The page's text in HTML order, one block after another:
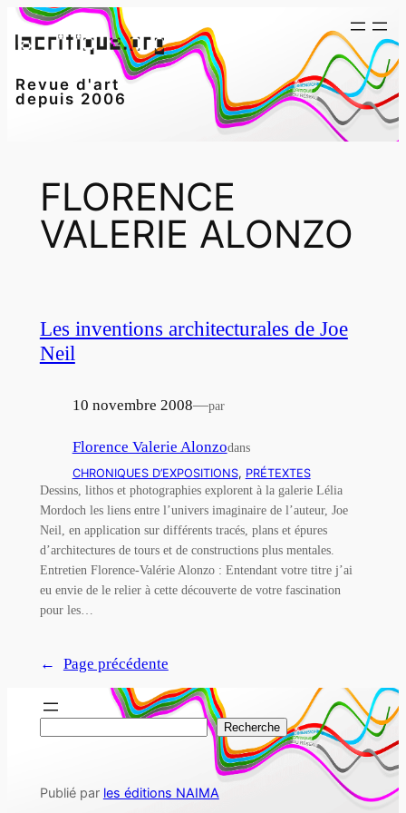
Aller
au
Revue d'art
depuis 2006
FLORENCE
VALERIE ALONZO
Les inventions architecturales de Joe
Neil
10 novembre 2008—par
Florence Valerie Alonzodans
CHRONIQUES D’EXPOSITIONS, PRÉTEXTES
Dessins, lithos et photographies explorent à la galerie Lélia
Mordoch les liens entre l’univers imaginaire de l’auteur, Joe
Neil, en application sur différents tracés, plans et épures
d’architectures de tours et de constructions plus mentales.
Entretien Florence-Valérie Alonzo : Entendant votre titre j’ai
eu envie de le relier à cette découverte de votre fascination
pour les…
← Page précédente
h
Recherche
Publié par les éditions NAIMA